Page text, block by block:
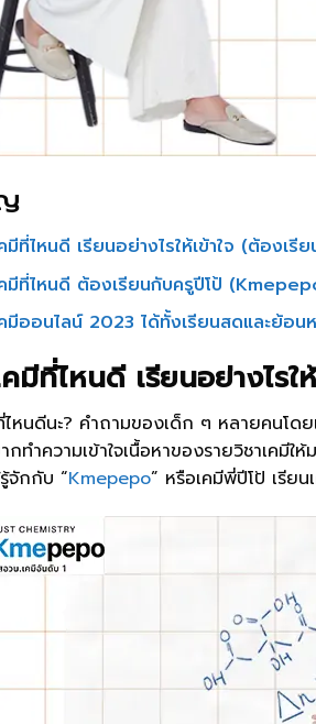
มีที่ไหนดี เรียนอย่างไรให้เข้าใจ (ต้องเรี
คมีที่ไหนดี ต้องเรียนกับครูปีโป้
คมีออนไลน์ 2023 ได้ทั้งเรียนสดและย้อน
คมีที่ไหนดี เรียนอย่างไร
ไหนดีนะ? คำถามของเด็ก ๆ หลายคนโ
ทำความเข้าใจเนื้อหาของรายวิชาเคมีใ
จักกับ “Kmepepo” หรือเคมีพี่ปีโป้ เรี